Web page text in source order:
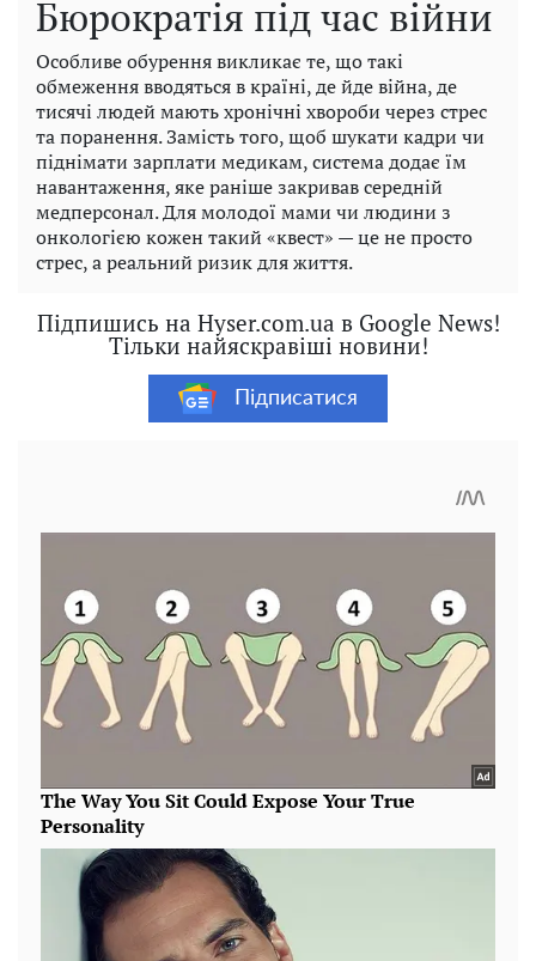
Бюрократія під час війни
Особливе обурення викликає те, що такі
обмеження вводяться в країні, де йде війна, де
тисячі людей мають хронічні хвороби через стрес
та поранення. Замість того, щоб шукати кадри чи
піднімати зарплати медикам, система додає їм
навантаження, яке раніше закривав середній
медперсонал. Для молодої мами чи людини з
онкологією кожен такий «квест» — це не просто
стрес, а реальний ризик для життя.
Підпишись на Hyser.com.ua в Google News!
Тільки найяскравіші новини!
Підписатися